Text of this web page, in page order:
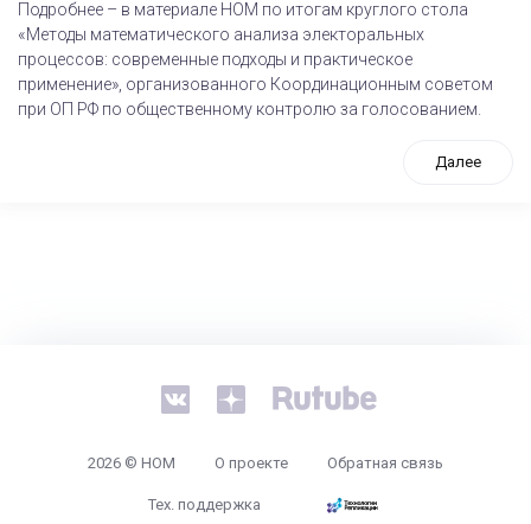
Подробнее – в материале НОМ по итогам круглого стола
«Методы математического анализа электоральных
процессов: современные подходы и практическое
применение», организованного Координационным советом
при ОП РФ по общественному контролю за голосованием.
Далее
2026 © НОМ О проекте Обратная связь
Тех. поддержка